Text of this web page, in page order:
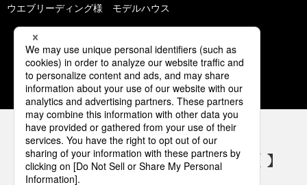
ウエブリーディング様 モデルハウス
1 2 3 4 5
パナソニックの電気設備 SNSアカウント